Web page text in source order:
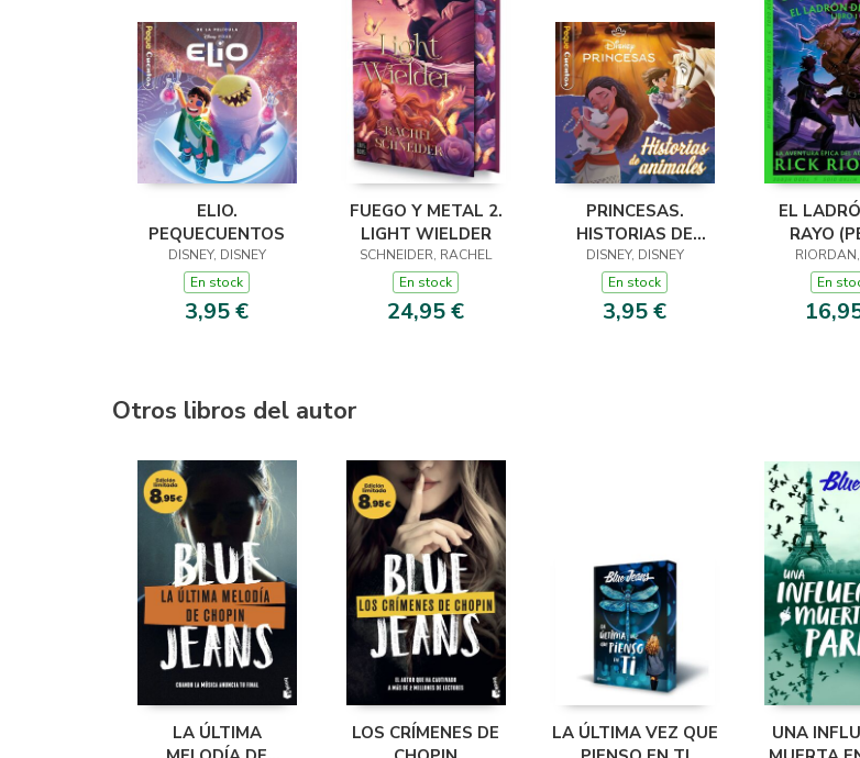
ELIO.
PEQUECUENTOS
DISNEY, DISNEY
En stock
3,95 €
FUEGO Y METAL 2.
LIGHT WIELDER
SCHNEIDER, RACHEL
En stock
24,95 €
PRINCESAS.
HISTORIAS DE
ANIMALES.
PEQUECUENTOS
DISNEY, DISNEY
En stock
3,95 €
EL
RAYO
JACKSON
DIOSES
En
Otros libros del autor
LA ÚLTIMA
LOS CRÍMENES DE
LA ÚLTIMA VEZ QUE
UNA